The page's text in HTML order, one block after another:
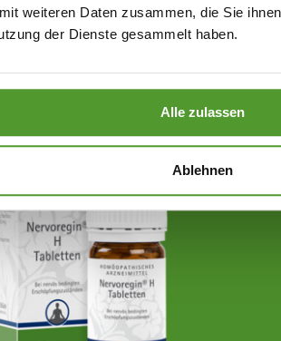
weiteren Daten zusammen, die Sie
der Dienste gesammelt haben.
Alle zulassen
Ablehnen
ist.